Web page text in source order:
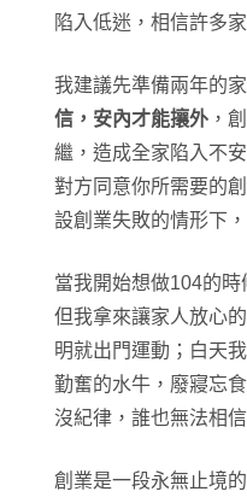
陷入低迷，相信許多
我建議先準備兩年的
信，安內才能攘外 ，
繼，造成全家陷入不
對方同意你所需要的
設創業失敗的情形下
當我開始想做104的
但我拿來讓家人放心
明就出門運動；白天
勤奮的水牛，廢寢忘食
沒紀律，誰也無法相信
創業是一段永無止境